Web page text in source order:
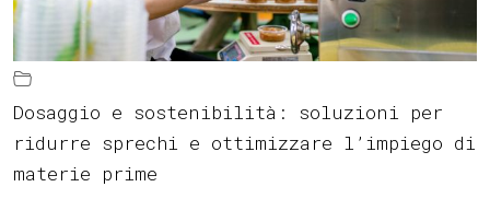
Dosaggio e sostenibilità: soluzioni per
ridurre sprechi e ottimizzare l’impiego di
materie prime